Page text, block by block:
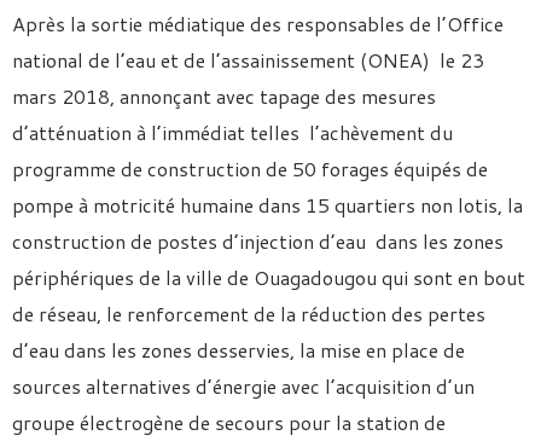
Après la sortie médiatique des responsables de l’Office
national de l’eau et de l’assainissement (ONEA) le 23
mars 2018, annonçant avec tapage des mesures
d’atténuation à l’immédiat telles l’achèvement du
programme de construction de 50 forages équipés de
pompe à motricité humaine dans 15 quartiers non lotis, la
construction de postes d’injection d’eau dans les zones
périphériques de la ville de Ouagadougou qui sont en bout
de réseau, le renforcement de la réduction des pertes
d’eau dans les zones desservies, la mise en place de
sources alternatives d’énergie avec l’acquisition d’un
groupe électrogène de secours pour la station de